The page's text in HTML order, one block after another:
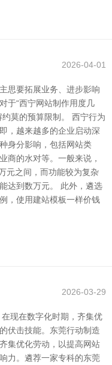
2026-04-01
思要拓展业务、进步影响
于“西宁网站制作用度几
莫的预算限制。 西宁行为
，越来越多的企业启动深
身分影响，包括网站类
商的水对等。一般来说，
元之间，而功能较为复杂
达到数万元。 此外，遴选
，使用建站模板一样价钱
2026-03-29
现在数字化时期，齐集优
伏击技能。东莞行动制造
集优化劳动，以提高网站
力。遴荐一家专科的东莞